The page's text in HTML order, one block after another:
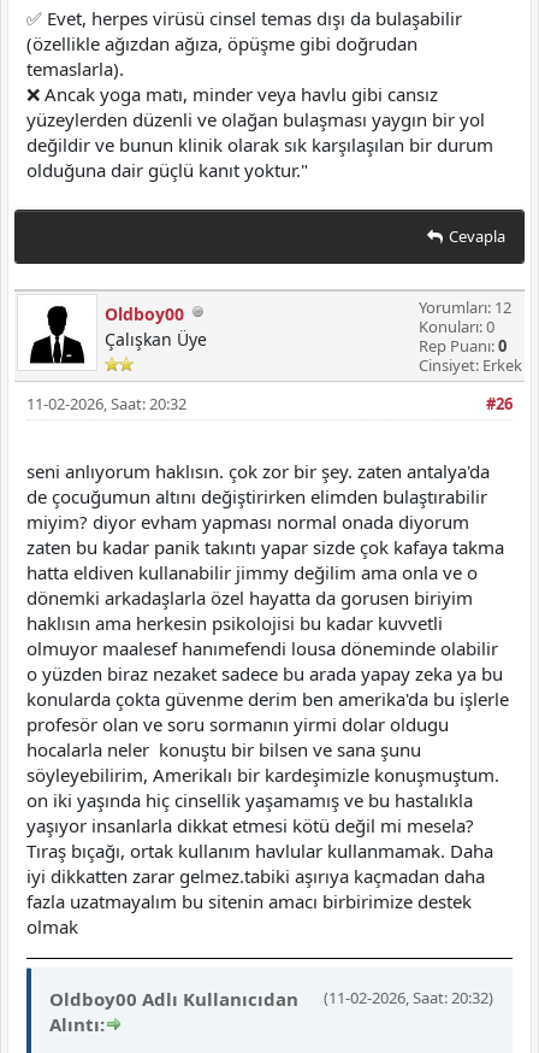
✅ Evet, herpes virüsü cinsel temas dışı da bulaşabilir
(özellikle ağızdan ağıza, öpüşme gibi doğrudan
temaslarla).
❌ Ancak yoga matı, minder veya havlu gibi cansız
yüzeylerden düzenli ve olağan bulaşması yaygın bir yol
değildir ve bunun klinik olarak sık karşılaşılan bir durum
olduğuna dair güçlü kanıt yoktur."
Cevapla
Oldboy00
Çalışkan Üye
Yorumları: 12
Konuları: 0
Rep Puanı:0
Cinsiyet: Erkek
#26
11-02-2026, Saat: 20:32
seni anlıyorum haklısın. çok zor bir şey. zaten antalya'da
de çocuğumun altını değiştirirken elimden bulaştırabilir
miyim? diyor evham yapması normal onada diyorum
zaten bu kadar panik takıntı yapar sizde çok kafaya takma
hatta eldiven kullanabilir jimmy değilim ama onla ve o
dönemki arkadaşlarla özel hayatta da gorusen biriyim
haklısın ama herkesin psikolojisi bu kadar kuvvetli
olmuyor maalesef hanımefendi lousa döneminde olabilir
o yüzden biraz nezaket sadece bu arada yapay zeka ya bu
konularda çokta güvenme derim ben amerika'da bu işlerle
profesör olan ve soru sormanın yirmi dolar oldugu
hocalarla neler konuştu bir bilsen ve sana şunu
söyleyebilirim, Amerikalı bir kardeşimizle konuşmuştum.
on iki yaşında hiç cinsellik yaşamamış ve bu hastalıkla
yaşıyor i̇nsanlarla dikkat etmesi kötü değil mi mesela?
Tıraş bıçağı, ortak kullanım havlular kullanmamak. Daha
iyi dikkatten zarar gelmez.tabiki aşırıya kaçmadan daha
fazla uzatmayalım bu sitenin amacı birbirimize destek
olmak
(11-02-2026, Saat: 20:32)
Oldboy00 Adlı Kullanıcıdan
Alıntı: